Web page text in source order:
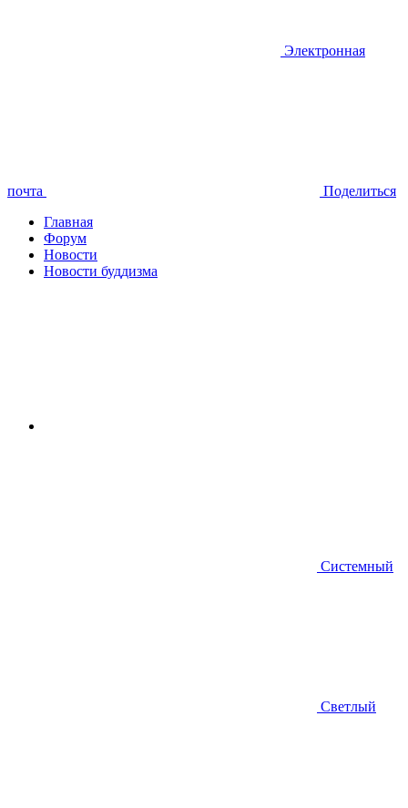
Электронная
почта
Поделиться
Главная
Форум
Новости
Новости буддизма
Системный
Светлый